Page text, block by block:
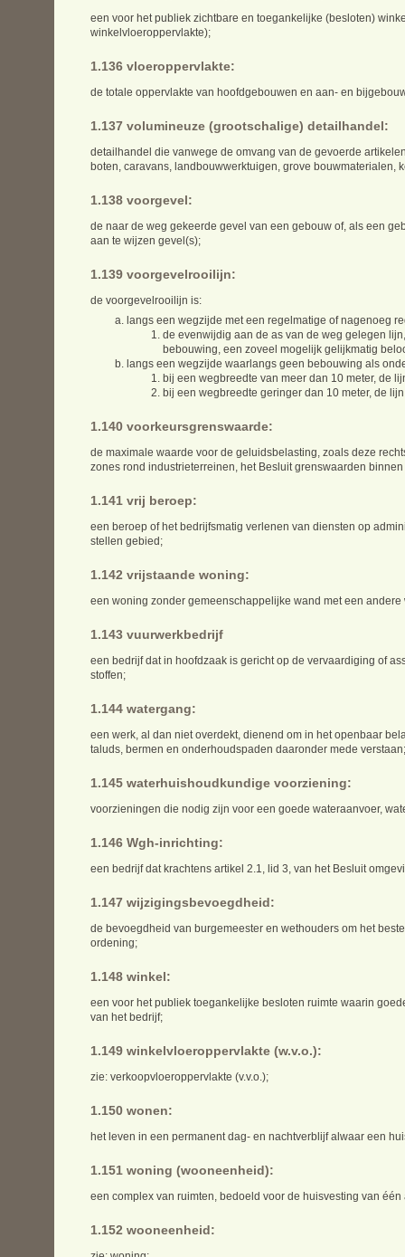
een voor het publiek zichtbare en toegankelijke (besloten)
winkelvloeroppervlakte);
1.136 vloeroppervlakte:
de totale oppervlakte van hoofdgebouwen en aan- en
1.137 volumineuze (grootschalige) detailhandel:
detailhandel die vanwege de omvang van de gevoerde
boten, caravans, landbouwwerktuigen, grove
1.138 voorgevel:
de naar de weg gekeerde gevel van een gebouw of, als een
aan te wijzen gevel(s);
1.139 voorgevelrooilijn:
de voorgevelrooilijn is:
langs een wegzijde met een regelmatige of nagenoeg
de evenwijdig aan de as van de weg gelegen
bebouwing, een zoveel mogelijk gelijkmatig
langs een wegzijde waarlangs geen bebouwing als
bij een wegbreedte van meer dan 10 meter, de
bij een wegbreedte geringer dan 10 meter, de
1.140 voorkeursgrenswaarde:
de maximale waarde voor de geluidsbelasting, zoals deze
zones rond industrieterreinen, het Besluit grenswaarden
1.141 vrij beroep:
een beroep of het bedrijfsmatig verlenen van diensten op
stellen gebied;
1.142 vrijstaande woning:
een woning zonder gemeenschappelijke wand met een andere
1.143 vuurwerkbedrijf
een bedrijf dat in hoofdzaak is gericht op de vervaardiging of
stoffen;
1.144 watergang:
een werk, al dan niet overdekt, dienend om in het openbaar
taluds, bermen en onderhoudspaden daaronder mede verstaan;
1.145 waterhuishoudkundige voorziening:
voorzieningen die nodig zijn voor een goede wateraanvoer,
1.146 Wgh-inrichting:
een bedrijf dat krachtens artikel 2.1, lid 3, van het Besluit
1.147 wijzigingsbevoegdheid:
de bevoegdheid van burgemeester en wethouders om het
ordening;
1.148 winkel:
een voor het publiek toegankelijke besloten ruimte waarin
van het bedrijf;
1.149 winkelvloeroppervlakte (w.v.o.):
zie: verkoopvloeroppervlakte (v.v.o.);
1.150 wonen:
het leven in een permanent dag- en nachtverblijf alwaar een
1.151 woning (wooneenheid):
een complex van ruimten, bedoeld voor de huisvesting van
1.152 wooneenheid: